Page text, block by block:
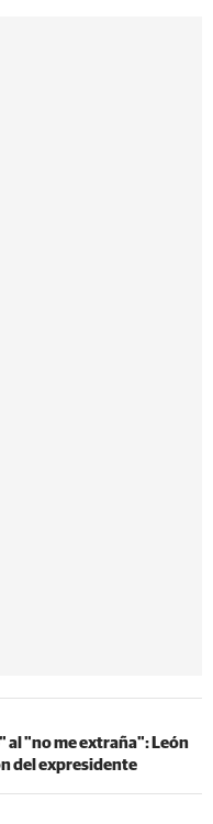
al "no me extraña": León
del expresidente